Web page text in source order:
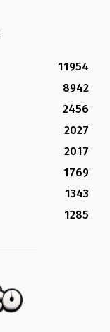
11954
8942
2456
2027
2017
1769
1343
1285